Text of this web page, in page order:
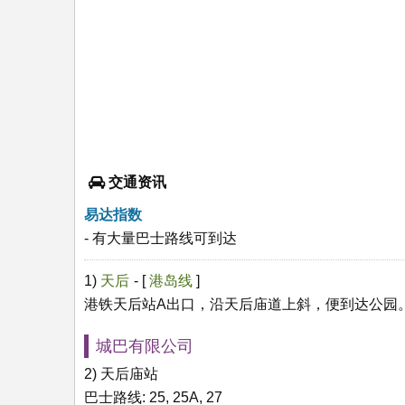
交通资讯
易达指数
- 有大量巴士路线可到达
1) 天后 - [港岛线 ]
港铁天后站A出口，沿天后庙道上斜，便到达公园
城巴有限公司
2) 天后庙站
巴士路线: 25, 25A, 27